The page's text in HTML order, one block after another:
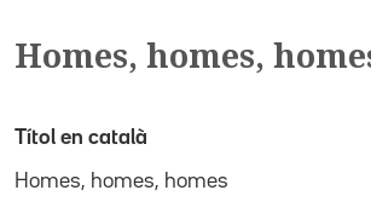
Homes, homes,
Títol en català
Homes, homes, homes